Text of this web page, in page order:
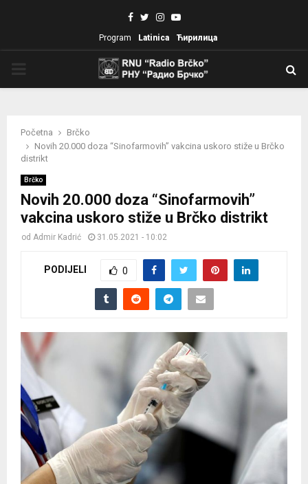
Facebook
TwitterInstagram
Youtube
Program Latinica Ћирилица
Početna
Brčko
Novih 20.000 doza “Sinofarmovih” vakcina uskoro stiže u Brčko
distrikt
Brčko
Novih 20.000 doza “Sinofarmovih”
vakcina uskoro stiže u Brčko distrikt
od Admir Kadrić 31.05.2021 - 10:02
PODIJELI 0